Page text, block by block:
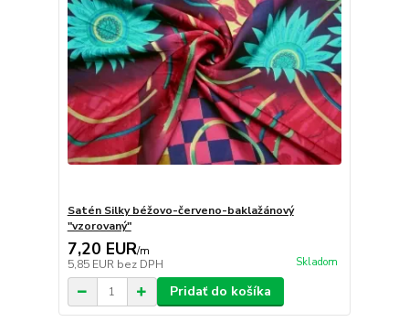
Satén Silky béžovo-červeno-baklažánový
"vzorovaný"
7,20 EUR/m
5,85 EUR bez DPH Skladom
Pridať do košíka